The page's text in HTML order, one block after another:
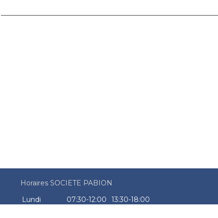
Horaires SOCIETE PABION
Lundi
07:30-12:00
13:30-18:00